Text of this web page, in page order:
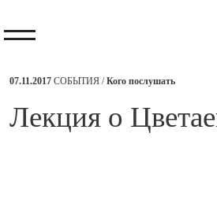
07.11.2017 СОБЫТИЯ /Кого послушать
​Лекция о